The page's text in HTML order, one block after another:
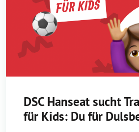
DSC Hanseat sucht
für Kids: Du für